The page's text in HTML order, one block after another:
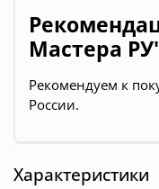
Мастера
Рекомендуем к
России.
Характеристики